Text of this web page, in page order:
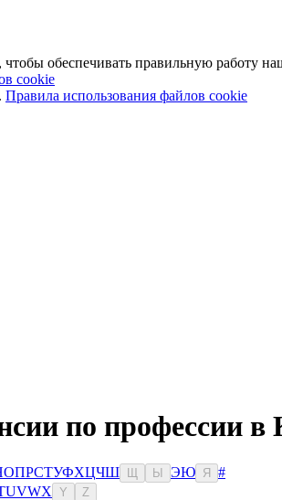
обеспечивать правильную работу
cookie
Правила использования файлов cookie
по профессии в
ОПРСТУФХЦЧШ Ы ЭЮ Я
#
UVWX Y Z